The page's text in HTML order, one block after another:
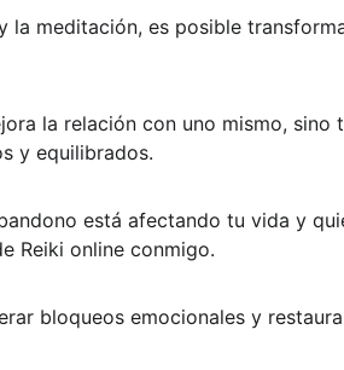
la meditación, es posible
la relación con uno mismo,
y equilibrados.
está afectando tu vida y
Reiki online conmigo.
bloqueos emocionales y